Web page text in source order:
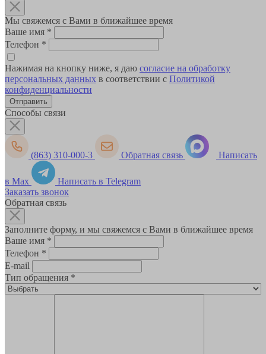
Мы свяжемся с Вами в ближайшее время
Ваше имя *
Телефон *
Нажимая на кнопку ниже, я даю согласие на обработку
персональных данных в соответствии с Политикой
конфиденциальности
Способы связи
(863) 310-000-3 Обратная связь Написать
в Max
Написать в Telegram
Заказать звонок
Обратная связь
Заполните форму, и мы свяжемся с Вами в ближайшее время
Ваше имя *
Телефон *
E-mail
Тип обращения *